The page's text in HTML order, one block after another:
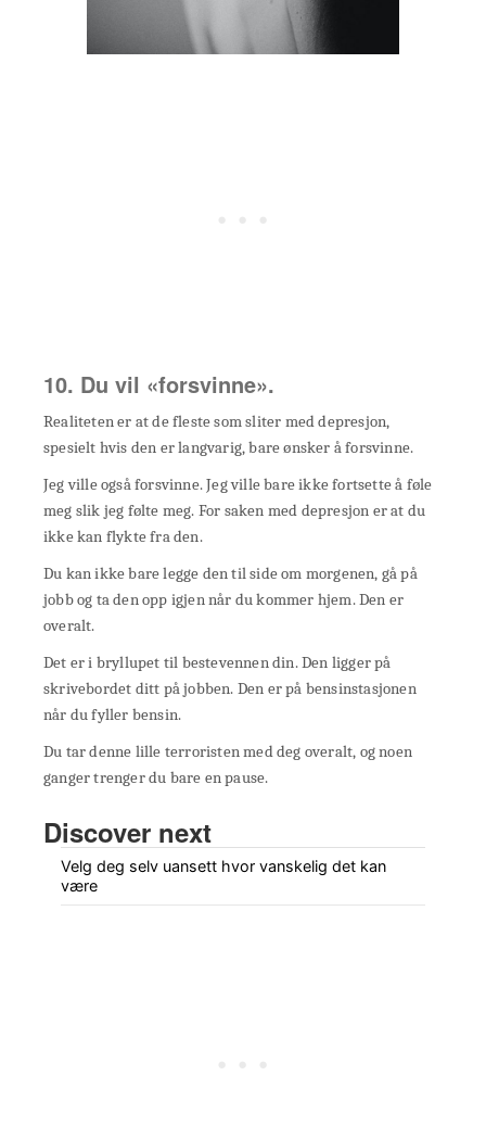
10. Du vil «forsvinne».
Realiteten er at de fleste som sliter med depresjon,
spesielt hvis den er langvarig, bare ønsker å forsvinne.
Jeg ville også forsvinne. Jeg ville bare ikke fortsette å føle
meg slik jeg følte meg. For saken med depresjon er at du
ikke kan flykte fra den.
Du kan ikke bare legge den til side om morgenen, gå på
jobb og ta den opp igjen når du kommer hjem. Den er
overalt.
Det er i bryllupet til bestevennen din. Den ligger på
skrivebordet ditt på jobben. Den er på bensinstasjonen
når du fyller bensin.
Du tar denne lille terroristen med deg overalt, og noen
ganger trenger du bare en pause.
Discover next
Velg deg selv uansett hvor vanskelig det kan
være